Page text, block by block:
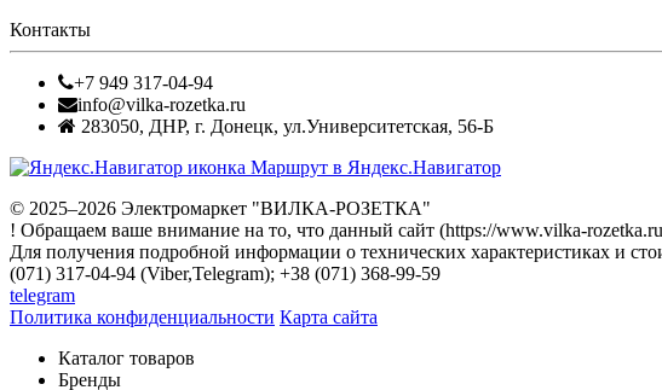
Контакты
+7 949 317-04-94
info@vilka-rozetka.ru
283050, ДНР, г. Донецк, ул.Университетская, 56-Б
Маршрут в Яндекс.Навигатор
© 2025–2026 Электромаркет "ВИЛКА-РОЗЕТКА"
! Обращаем ваше внимание на то, что данный сайт (https://www.vilka-
Для получения подробной информации о технических характеристиках и
(071) 317-04-94 (Viber,Telegram); +38 (071) 368-99-59
telegram
Политика конфиденциальности Карта сайта
Каталог товаров
Бренды